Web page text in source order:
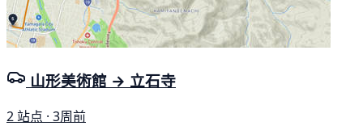
山形美術館 → 立石寺
2 站点 · 3周前